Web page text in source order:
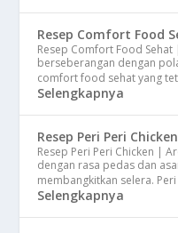
Resep Comfort Food
Resep Comfort Food
berseberangan dengan
comfort food sehat yang
Selengkapnya
Resep Peri Peri
Resep Peri Peri Chicken |
dengan rasa pedas dan
membangkitkan selera.
Selengkapnya